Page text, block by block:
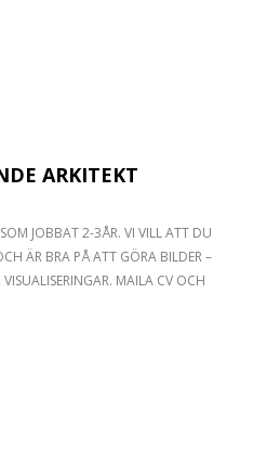
ARKITEKT
JOBBAT 2-3ÅR. VI VILL ATT DU
ÄR BRA PÅ ATT GÖRA BILDER –
MAILA CV OCH